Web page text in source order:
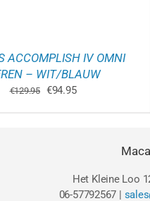
ACCOMPLISH IV OMNI
– WIT/BLAUW
€129.95 Oorspronkelijke
€94.95Huidige
Het Kleine Loo
06-57792567 |